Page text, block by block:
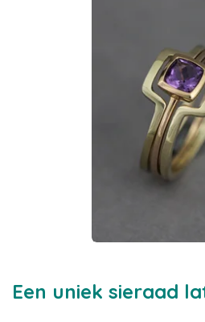
Een uniek sieraad